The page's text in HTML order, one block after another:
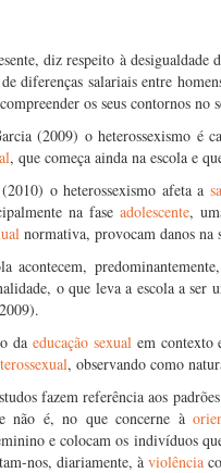
diz respeito à desigualdade
diferenças salariais entre
os seus contornos no
(2009) o heterossexismo é
, que começa ainda na escola e
o heterossexismo afeta a
na faseadolescente,
normativa, provocam danos na
acontecem,
o que leva a escola a ser
da educação sexualem contexto
, observando como
fazem referência aos padrões
não é, no que concerne à
e colocam os indivíduos
nos, diariamente, à violência